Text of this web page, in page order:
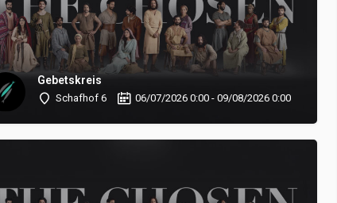
Gebetskreis
Schafhof 6 06/07/2026 0:00 - 09/08/2026 0:00